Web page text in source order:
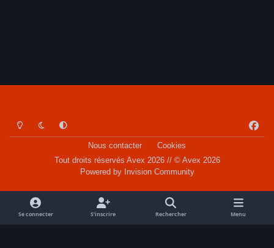
Light ModeDark ModeSystem Preference
a
o
k
Nous contacter
Cookies
Tout droits réservés Avex 2026 // © Avex 2026
Powered by Invision Community
Se connecter S’inscrire Rechercher Menu